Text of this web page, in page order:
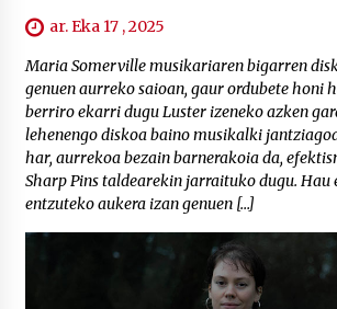
ar. Eka 17 , 2025
Maria Somerville musikariaren bigarren
genuen aurreko saioan, gaur ordubete honi
berriro ekarri dugu Luster izeneko azken
lehenengo diskoa baino musikalki
har, aurrekoa bezain barnerakoia da,
Sharp Pins taldearekin jarraituko dugu. Hau
entzuteko aukera izan genuen […]